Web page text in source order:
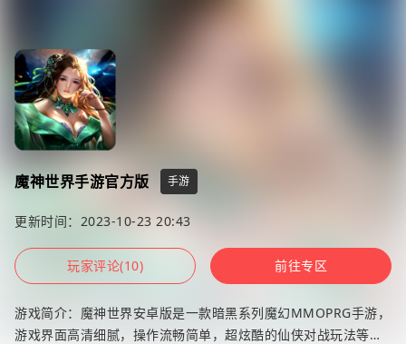
魔神世界手游官方版 手游
更新时间：2023-10-23 20:43
玩家评论(10) 前往专区
游戏简介：魔神世界安卓版是一款暗黑系列魔幻MMOPRG手游，
游戏界面高清细腻，操作流畅简单，超炫酷的仙侠对战玩法等你